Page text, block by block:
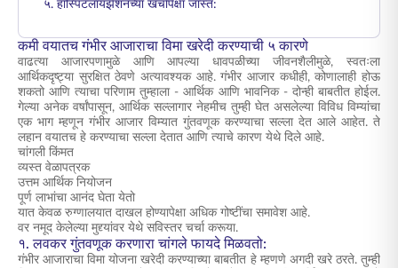
५. हॉस्पिटलायझेशनच्या खर्चापेक्षा जास्त:
कमी वयातच गंभीर आजाराचा विमा खरेदी करण्याची ५ कारणे
वाढत्या आजारपणामुळे आणि आपल्या धावपळीच्या जीवनशैलीमुळे, स्वतःला
आर्थिकदृष्ट्या सुरक्षित ठेवणे अत्यावश्यक आहे. गंभीर आजार कधीही, कोणालाही होऊ
शकतो आणि त्याचा परिणाम तुम्हाला - आर्थिक आणि भावनिक - दोन्ही बाबतीत होईल.
गेल्या अनेक वर्षांपासून, आर्थिक सल्लागार नेहमीच तुम्ही घेत असलेल्या विविध विम्यांचा
एक भाग म्हणून गंभीर आजार विम्यात गुंतवणूक करण्याचा सल्ला देत आले आहेत. ते
लहान वयातच हे करण्याचा सल्ला देतात आणि त्याचे कारण येथे दिले आहे.
चांगली किंमत
व्यस्त वेळापत्रक
उत्तम आर्थिक नियोजन
पूर्ण लाभांचा आनंद घेता येतो
यात केवळ रुग्णालयात दाखल होण्यापेक्षा अधिक गोष्टींचा समावेश आहे.
वर नमूद केलेल्या मुद्द्यांवर येथे सविस्तर चर्चा करूया.
१. लवकर गुंतवणूक करणारा चांगले फायदे मिळवतो:
गंभीर आजाराचा विमा योजना खरेदी करण्याच्या बाबतीत हे म्हणणे अगदी खरे ठरते. तुम्ही